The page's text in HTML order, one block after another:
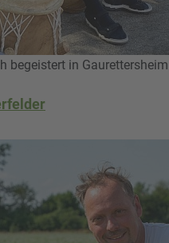
begeistert in Gaurettersheim